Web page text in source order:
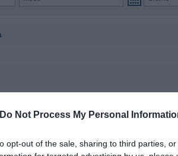
Do Not Process My Personal
opt-out of the sale, sharing to third parties,
Regina di Saba sono la scelta ideale per i